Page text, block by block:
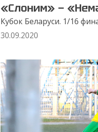
«Слоним» —
Кубок Беларуси. 1/16
30.09.2020